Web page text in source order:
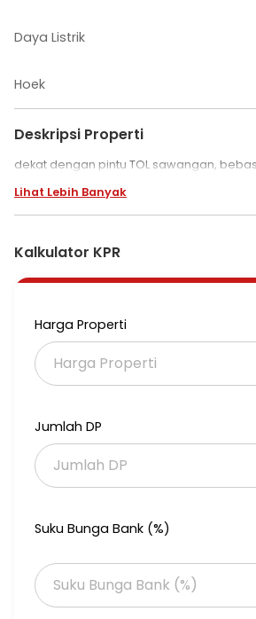
Daya Listrik
Hoek
Deskripsi Properti
dekat dengan pintu TOL sawangan,
Lihat Lebih Banyak
Kalkulator KPR
Harga Properti
Jumlah DP
Suku Bunga Bank (%)